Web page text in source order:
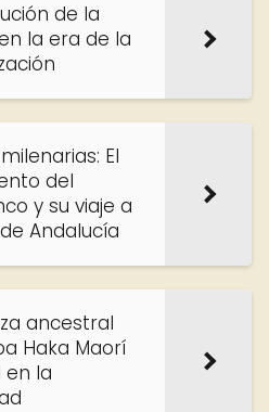
de la
la era de la
El
del
y su viaje a
Andalucía
ancestral
Haka Maorí
en la